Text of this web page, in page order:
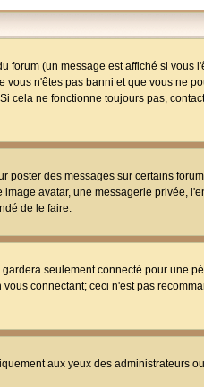
forum (un message est affiché si vous
n'êtes pas banni et que vous ne
cela ne fonctionne toujours pas,
poster des messages sur certains
avatar, une messagerie privée,
de le faire.
seulement connecté pour une
connectant; ceci n'est pas
aux yeux des administrateurs